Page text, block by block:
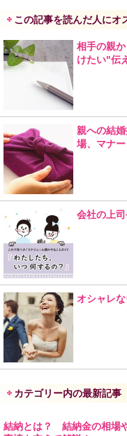
この記事を読んだ人にオ
相手の親
けたい"伝
親への結
場、マナー
会社の上
オシャレ
カテゴリー内の最新記事
結納とは？ 結納金の相場